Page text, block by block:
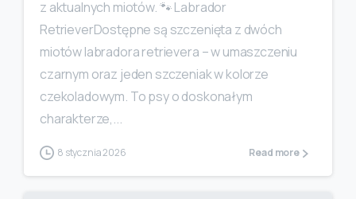
z aktualnych miotów. 🐾 Labrador
RetrieverDostępne są szczenięta z dwóch
miotów labradora retrievera – w umaszczeniu
czarnym oraz jeden szczeniak w kolorze
czekoladowym. To psy o doskonałym
charakterze,...
8 stycznia 2026 Read more